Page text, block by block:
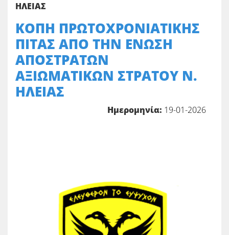
ΗΛΕΙΑΣ
ΚΟΠΗ ΠΡΩΤΟΧΡΟΝΙΑΤΙΚΗΣ
ΠΙΤΑΣ ΑΠΟ ΤΗΝ ΕΝΩΣΗ
ΑΠΟΣΤΡΑΤΩΝ
ΑΞΙΩΜΑΤΙΚΩΝ ΣΤΡΑΤΟΥ Ν.
ΗΛΕΙΑΣ
Ημερομηνία: 19-01-2026